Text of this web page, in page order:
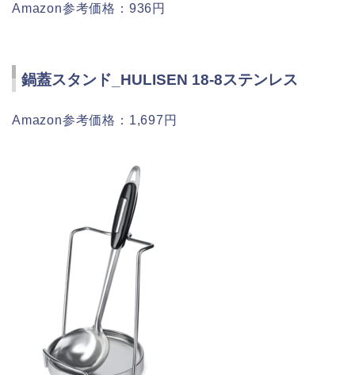
Amazon参考価格：936円
鍋蓋スタンド_HULISEN 18-8ステンレス
Amazon参考価格：1,697円